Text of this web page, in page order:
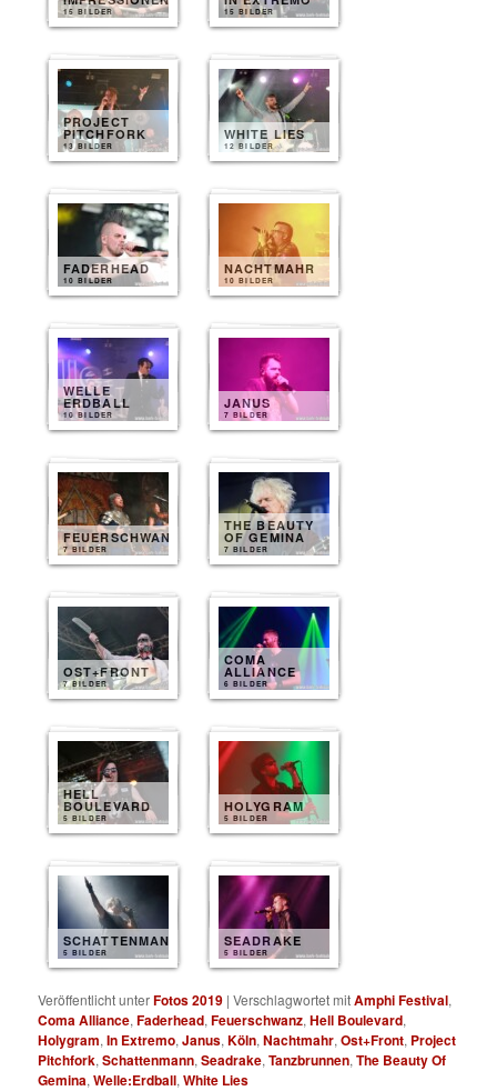
15 BILDER 15 BILDER
PROJECT
PITCHFORK
13 BILDER
WHITE LIES
12 BILDER
FADERHEAD
10 BILDER
NACHTMAHR
10 BILDER
WELLE
ERDBALL
10 BILDER
JANUS
7 BILDER
FEUERSCHWANZ
7 BILDER
THE BEAUTY
OF GEMINA
7 BILDER
OST+FRONT
7 BILDER
COMA
ALLIANCE
6 BILDER
HELL
BOULEVARD
5 BILDER
HOLYGRAM
5 BILDER
SCHATTENMANN
5 BILDER
SEADRAKE
5 BILDER
Veröffentlicht unterFotos 2019 |Verschlagwortet mitAmphi Festival,
Coma Alliance,Faderhead,Feuerschwanz,Hell Boulevard,
Holygram,In Extremo,Janus,Köln,Nachtmahr,Ost+Front, Project
Pitchfork,Schattenmann,Seadrake,Tanzbrunnen,The Beauty Of
Gemina,Welle:Erdball,White Lies